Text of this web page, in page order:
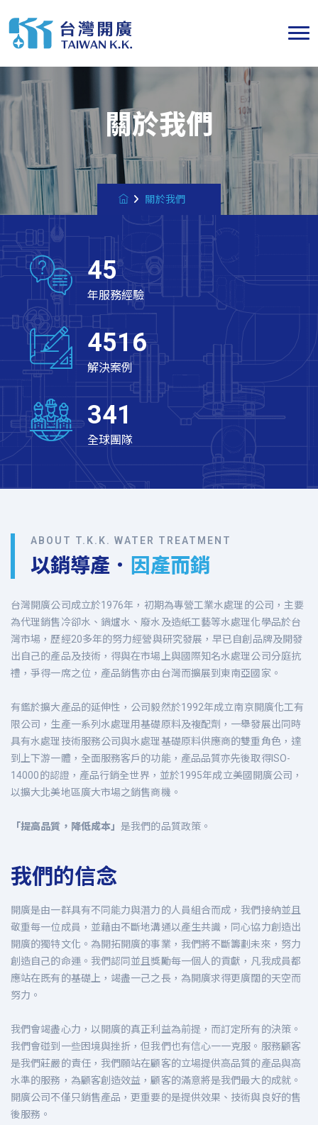
關於我們
關於我們
45
年服務經驗
4516
解決案例
341
全球團隊
ABOUT T.K.K. WATER TREATMENT
以銷導產． 因產而銷
台灣開廣公司成立於1976年，初期為專營工業水處理的公司，主要
為代理銷售冷卻水、鍋爐水、廢水及造紙工藝等水處理化學品於台
灣市場，歷經20多年的努力經營與研究發展，早已自創品牌及開發
出自己的產品及技術，得與在市場上與國際知名水處理公司分庭抗
禮，爭得一席之位，產品銷售亦由台灣而擴展到東南亞國家。
有鑑於擴大產品的延伸性，公司毅然於1992年成立南京開廣化工有
限公司，生產一系列水處理用基礎原料及複配劑，一舉發展出同時
具有水處理技術服務公司與水處理基礎原料供應商的雙重角色，達
到上下游一體，全面服務客戶的功能，產品品質亦先後取得ISO-
14000的認證，產品行銷全世界，並於1995年成立美國開廣公司，
以擴大北美地區廣大市場之銷售商機。
「提高品質，降低成本」 是我們的品質政策。
我們的信念
開廣是由一群具有不同能力與潛力的人員組合而成，我們接納並且
敬重每一位成員，並藉由不斷地溝通以產生共識，同心協力創造出
開廣的獨特文化。為開拓開廣的事業，我們將不斷籌劃未來，努力
創造自己的命運。我們認同並且獎勵每一個人的貢獻，凡我成員都
應站在既有的基礎上，竭盡一己之長，為開廣求得更廣闊的天空而
努力。
我們會竭盡心力，以開廣的真正利益為前提，而訂定所有的決策。
我們會碰到一些困境與挫折，但我們也有信心一一克服。服務顧客
是我們莊嚴的責任，我們願站在顧客的立場提供高品質的產品與高
水準的服務，為顧客創造效益，顧客的滿意將是我們最大的成就。
開廣公司不僅只銷售產品，更重要的是提供效果、技術與良好的售
後服務。